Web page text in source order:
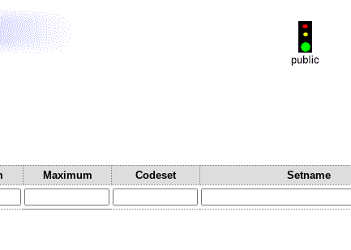
Maximum Codeset Setname